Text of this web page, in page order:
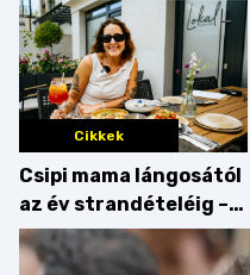
Cikkek
Csipi mama lángosától
az év strandételéig –
idén is felzabáltuk a
Balaton déli partját